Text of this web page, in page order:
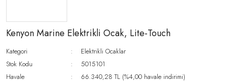
Kenyon Marine Elektrikli Ocak, Lite-Touch
Kategori
Elektrikli Ocaklar
Stok Kodu
5015101
Havale
66.340,28 TL (%4,00 havale indirimi)